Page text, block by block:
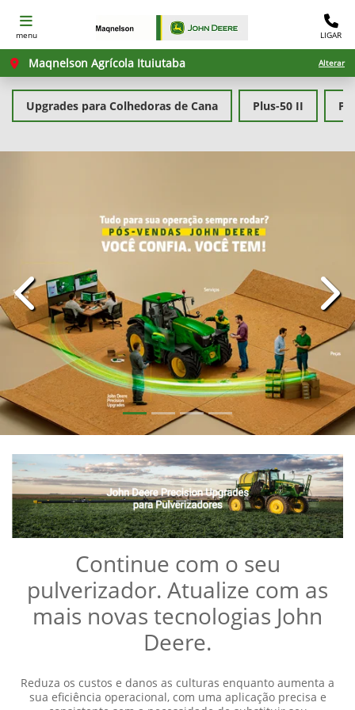
menu LIGAR
Maqnelson Agrícola Ituiutaba Alterar
Upgrades para Colhedoras de Cana Plus-50 II